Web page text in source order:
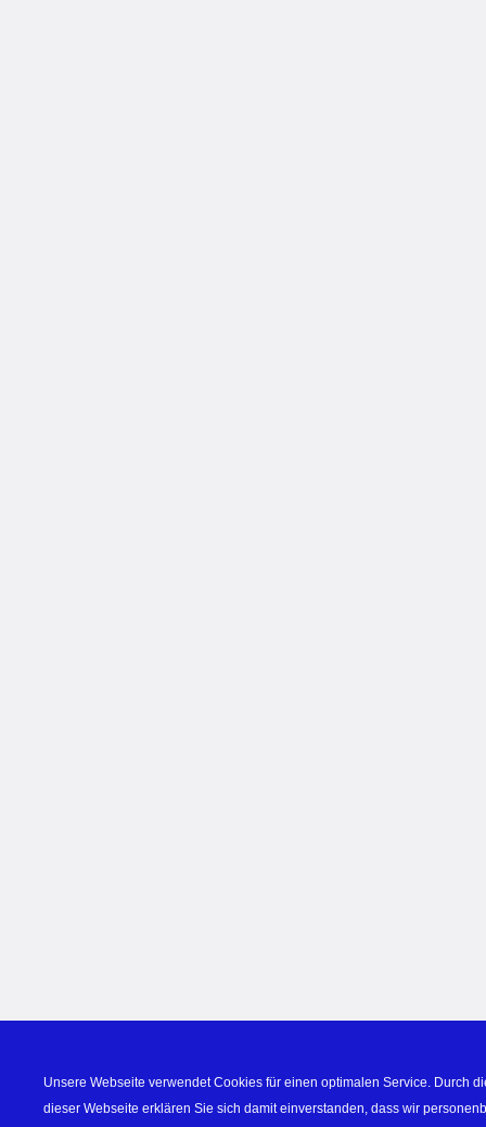
Unsere Webseite verwendet Cookies für einen optimalen Service. Durch
dieser Webseite erklären Sie sich damit einverstanden, dass wir